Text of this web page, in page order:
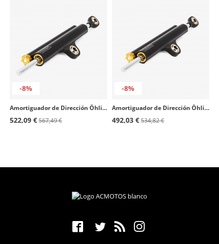
-8%
Amortiguador de Dirección Öhlins Universal SD 007
522,09 €567,49 €
-8%
Amortiguador de Dirección Öhlins varios modelos de Ducati SD 068
492,03 €534,82 €